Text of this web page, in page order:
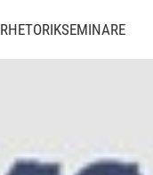
RHETORIKSEMINARE